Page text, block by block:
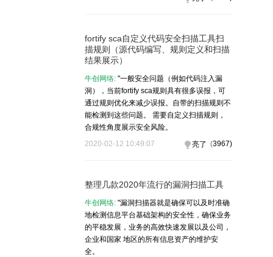
fortify sca自定义代码安全扫描工具扫
描规则（源代码编写、规则定义和扫描
结果展示）
牛创网络: "一般安全问题（例如代码注入漏
洞），当前fortify sca规则具有很多误报，可
通过规则优化来减少误报。自带的扫描规则不
能检测到这些问题。 需要自定义扫描规则，
合规性角度展示安全风险。
2020-02-12 10:49:07
)
3967
(
亮了
整理几款2020年流行的漏洞扫描工具
牛创网络: "漏洞扫描器就是确​​保可以及时准确
地检测信息平台基础架构的安全性，确保业务
的平稳发展，业务的高效快速发展以及公司，
企业和国家 地区的所有信息资产的维护安
全。